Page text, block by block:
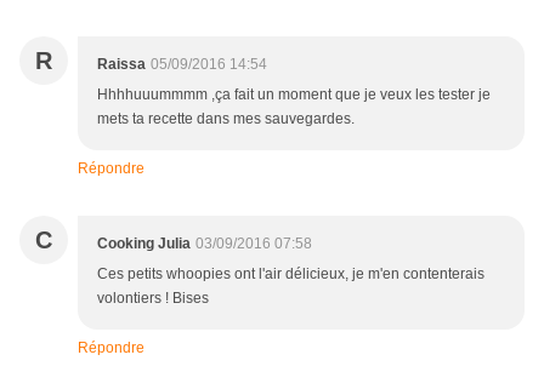
R Raissa 05/09/2016 14:54
Hhhhuuummmm ,ça fait un moment que je veux les tester je
mets ta recette dans mes sauvegardes.
Répondre
C Cooking Julia 03/09/2016 07:58
Ces petits whoopies ont l'air délicieux, je m'en contenterais
volontiers ! Bises
Répondre